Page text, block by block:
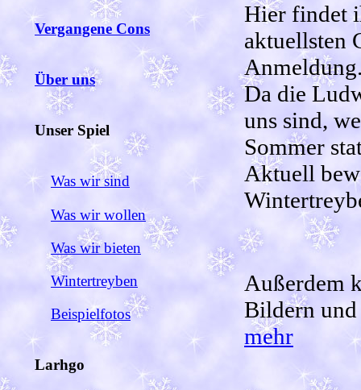
Vergangene Cons
Über uns
Unser Spiel
Was wir sind
Was wir wollen
Was wir bieten
Wintertreyben
Beispielfotos
Larhgo
Hier findet
aktuellsten
Da die
uns sind,
Sommer
Aktuell
Außerdem
Bildern
mehr